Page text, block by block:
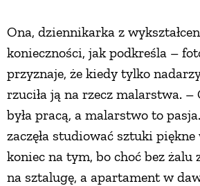
Ona, dziennikarka z
konieczności, jak podkreśla –
przyznaje, że kiedy tylko
rzuciła ją na rzecz malarstwa. –
była pracą, a malarstwo to
zaczęła studiować sztuki
koniec na tym, bo choć bez żalu
na sztalugę, a apartament w
ZRÓB TO SAM
PRZEPISY
ŚNIADANIA